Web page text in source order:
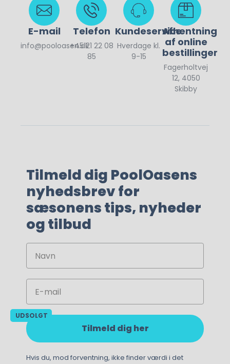
115,00kr.
195,00kr.
UDSOLGT
E-mail
info@pooloasen.dk
Telefon
+45 21 22 08
85
Kundeservice
Hverdage kl.
9-15
Afhentning
af online
bestillinger
Fagerholtvej
12, 4050
Skibby
Tilmeld dig PoolOasens
nyhedsbrev for
sæsonens tips, nyheder
og tilbud
Tilmeld dig her
Hvis du, mod forventning, ikke finder værdi i det